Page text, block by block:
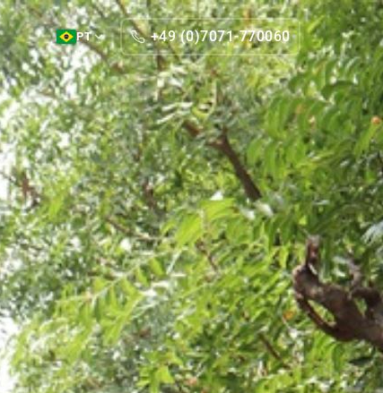
PT +49 (0)7071-770060